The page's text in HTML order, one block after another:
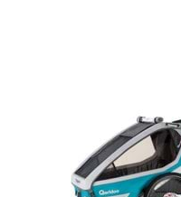
Kidgoo1 Sport
Q8S-20-P